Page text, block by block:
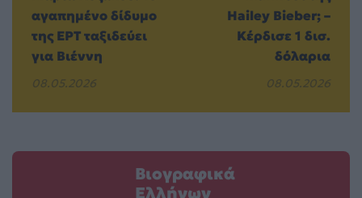
αγαπημένο δίδυμο
της ΕΡΤ ταξιδεύει
για Βιέννη
08.05.2026
Hailey Bieber; –
Κέρδισε 1 δισ.
δόλαρια
08.05.2026
Βιογραφικά
Ελλήνων